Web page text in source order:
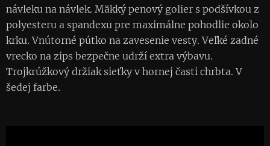
návleku na návlek. Mäkký penový golier s podšívkou z
polyesteru a spandexu pre maximálne pohodlie okolo
krku. Vnútorné pútko na zavesenie vesty. Veľké zadné
vrecko na zips bezpečne udrží extra výbavu.
Trojkrúžkový držiak sieťky v hornej časti chrbta. V
šedej farbe.